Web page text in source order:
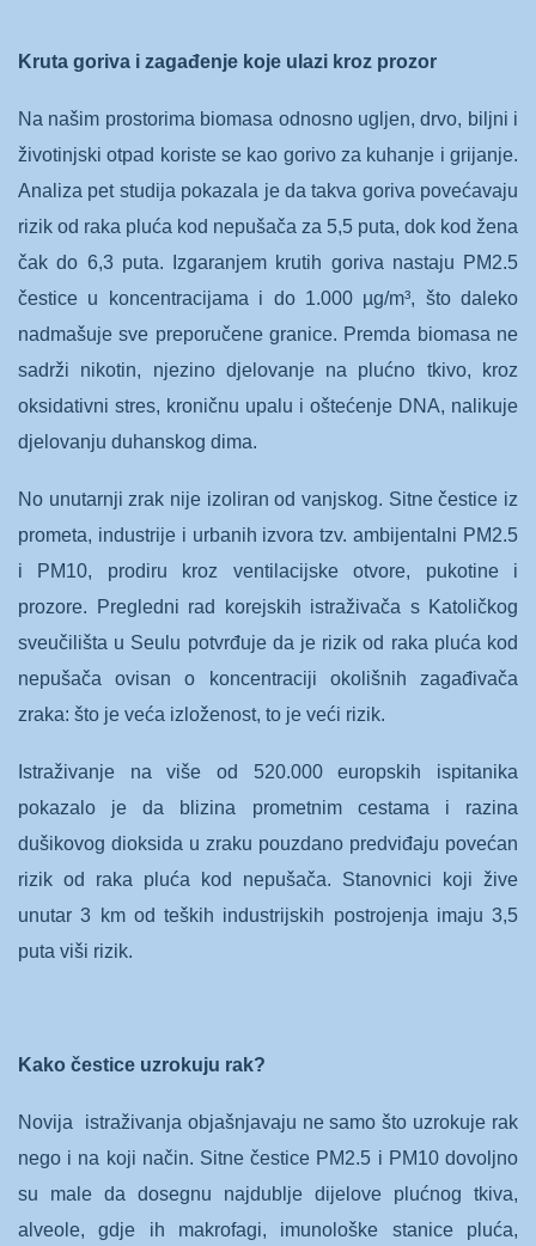
Kruta goriva i zagađenje koje ulazi kroz prozor
Na našim prostorima biomasa odnosno ugljen, drvo, biljni i
životinjski otpad koriste se kao gorivo za kuhanje i grijanje.
Analiza pet studija pokazala je da takva goriva povećavaju
rizik od raka pluća kod nepušača za 5,5 puta, dok kod žena
čak do 6,3 puta. Izgaranjem krutih goriva nastaju PM2.5
čestice u koncentracijama i do 1.000 µg/m³, što daleko
nadmašuje sve preporučene granice. Premda biomasa ne
sadrži nikotin, njezino djelovanje na plućno tkivo, kroz
oksidativni stres, kroničnu upalu i oštećenje DNA, nalikuje
djelovanju duhanskog dima.
No unutarnji zrak nije izoliran od vanjskog. Sitne čestice iz
prometa, industrije i urbanih izvora tzv. ambijentalni PM2.5
i PM10, prodiru kroz ventilacijske otvore, pukotine i
prozore. Pregledni rad korejskih istraživača s Katoličkog
sveučilišta u Seulu potvrđuje da je rizik od raka pluća kod
nepušača ovisan o koncentraciji okolišnih zagađivača
zraka: što je veća izloženost, to je veći rizik.
Istraživanje na više od 520.000 europskih ispitanika
pokazalo je da blizina prometnim cestama i razina
dušikovog dioksida u zraku pouzdano predviđaju povećan
rizik od raka pluća kod nepušača. Stanovnici koji žive
unutar 3 km od teških industrijskih postrojenja imaju 3,5
puta viši rizik.
Kako čestice uzrokuju rak?
Novija
istraživanja objašnjavaju ne samo što uzrokuje rak
nego i na koji način. Sitne čestice PM2.5 i PM10 dovoljno
su male da dosegnu najdublje dijelove plućnog tkiva,
alveole, gdje ih makrofagi, imunološke stanice pluća,